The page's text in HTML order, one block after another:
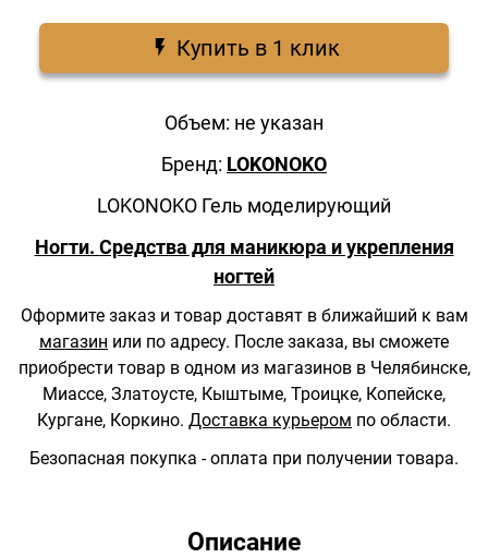
Купить в 1 клик
Объем: не указан
Бренд: LOKONOKO
LOKONOKO Гель моделирующий
Ногти. Средства для маникюра и укрепления
ногтей
Оформите заказ и товар доставят в ближайший к вам
магазин или по адресу. После заказа, вы сможете
приобрести товар в одном из магазинов в Челябинске,
Миассе, Златоусте, Кыштыме, Троицке, Копейске,
Кургане, Коркино. Доставка курьером по области.
Безопасная покупка - оплата при получении товара.
Описание